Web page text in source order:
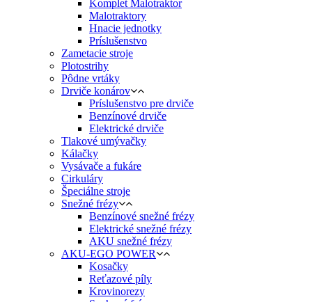
Komplet Malotraktor
Malotraktory
Hnacie jednotky
Príslušenstvo
Zametacie stroje
Plotostrihy
Pôdne vrtáky
Drviče konárov
Príslušenstvo pre drviče
Benzínové drviče
Elektrické drviče
Tlakové umývačky
Kálačky
Vysávače a fukáre
Cirkuláry
Špeciálne stroje
Snežné frézy
Benzínové snežné frézy
Elektrické snežné frézy
AKU snežné frézy
AKU-EGO POWER
Kosačky
Reťazové píly
Krovinorezy